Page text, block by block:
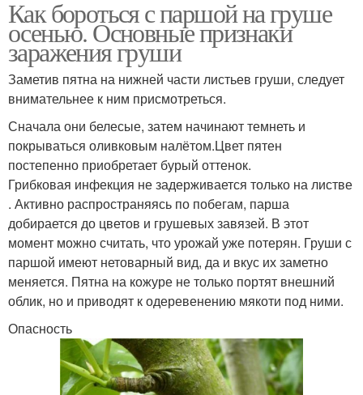
Как бороться с паршой на груше
осенью. Основные признаки
заражения груши
Заметив пятна на нижней части листьев груши, следует
внимательнее к ним присмотреться.
Сначала они белесые, затем начинают темнеть и
покрываться оливковым налётом.Цвет пятен
постепенно приобретает бурый оттенок.
Грибковая инфекция не задерживается только на листве
. Активно распространяясь по побегам, парша
добирается до цветов и грушевых завязей. В этот
момент можно считать, что урожай уже потерян. Груши с
паршой имеют нетоварный вид, да и вкус их заметно
меняется. Пятна на кожуре не только портят внешний
облик, но и приводят к одеревенению мякоти под ними.
Опасность